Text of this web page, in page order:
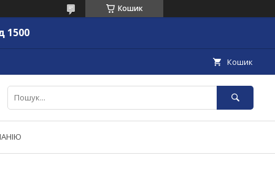
Кошик
1500
Кошик